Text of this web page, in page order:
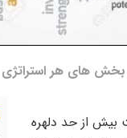
بخش های هر
از حد دلهره